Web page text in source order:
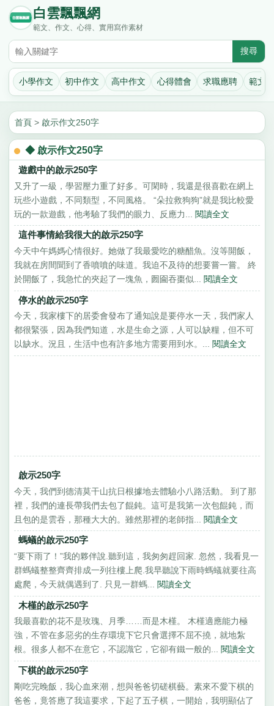
白雲飄飄網
範文、作文、心得、實用寫作素材
小學作文 初中作文 高中作文 心得體會 求職應聘 範文
首頁 > 啟示作文250字
◆ 啟示作文250字
遊戲中的啟示250字
又升了一級，學習壓力重了好多。可閑時，我還是很喜歡在網上
玩些小遊戲，不同類型，不同風格。 “朵拉救狗狗”就是我比較愛
玩的一款遊戲，他考驗了我們的眼力、反應力... 閱讀全文
這件事情給我很大的啟示250字
今天中午媽媽心情很好。她做了我最愛吃的糖醋魚。沒等開飯，
我就在房間聞到了香噴噴的味道。我迫不及待的想要嘗一嘗。 終
於開飯了，我急忙的夾起了一塊魚，囫圇吞棗似... 閱讀全文
停水的啟示250字
今天，我家樓下的居委會發布了通知說是要停水一天，我們家人
都很緊張，因為我們知道，水是生命之源，人可以缺糧，但不可
以缺水。況且，生活中也有許多地方需要用到水。... 閱讀全文
啟示250字
今天，我們到德清莫干山抗日根據地去體驗小八路活動。 到了那
裡，我們的連長帶我們去包了餛鈍。這可是我第一次包餛鈍，而
且包的是雲吞，那種大大的。雖然那裡的老師指... 閱讀全文
螞蟻的啟示250字
“要下雨了！”我的夥伴說.聽到這，我匆匆趕回家. 忽然，我看見一
群螞蟻整整齊齊排成一列往樓上爬.我早聽說下雨時螞蟻就要往高
處爬，今天就偶遇到了. 只見一群螞... 閱讀全文
木槿的啟示250字
我最喜歡的花不是玫瑰、月季……而是木槿。 木槿適應能力極
強，不管在多惡劣的生存環境下它只會選擇不屈不撓，就地紮
根。很多人都不在意它，不認識它，它卻有鐵一般的... 閱讀全文
下棋的啟示250字
剛吃完晚飯，我心血來潮，想與爸爸切磋棋藝。素來不愛下棋的
爸爸，竟答應了我這要求，下起了五子棋，一開始，我明顯佔了